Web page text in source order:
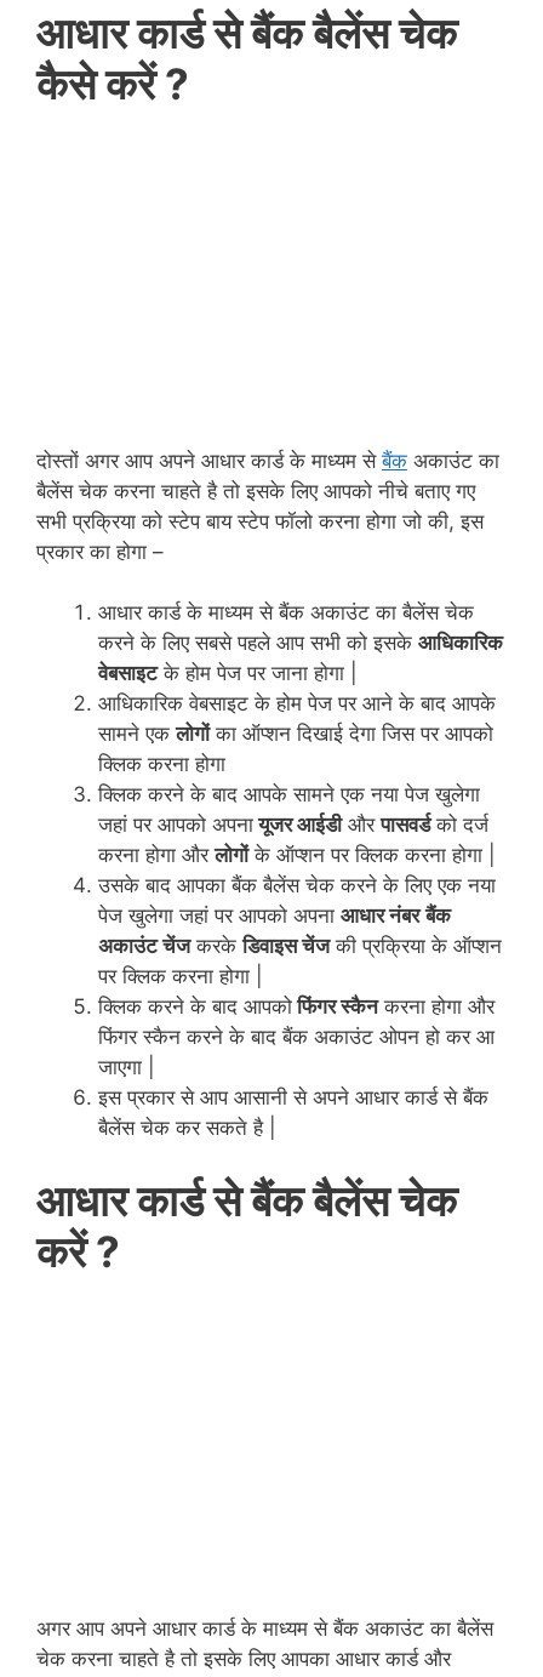
आधारकार्डसे बैंक बैलेंस चेक
कैसे करें ?
दोस्तों अगर आप अपने आधार कार्ड के माध्यम सेबैंक अकाउंट का
बैलेंस चेक करना चाहते है तो इसके लिए आपको नीचे बताए गए
सभी प्रक्रिया को स्टेप बाय स्टेप फॉलो करना होगा जो की, इस
प्रकार का होगा –
आधार कार्ड के माध्यम से बैंक अकाउंट का बैलेंस चेक
करने के लिए सबसे पहले आप सभी को इसके आधिकारिक
वेबसाइटके होम पेज पर जाना होगा |
आधिकारिक वेबसाइट के होम पेज पर आने के बाद आपके
सामने एकलोगोंका ऑप्शन दिखाई देगा जिस पर आपको
क्लिक करना होगा
क्लिक करने के बाद आपके सामने एक नया पेज खुलेगा
जहां पर आपको अपनायूजर आईडीऔरपासवर्डको दर्ज
करना होगा औरलोगोंके ऑप्शन पर क्लिक करना होगा |
उसके बाद आपका बैंक बैलेंस चेक करने के लिए एक नया
पेज खुलेगा जहां पर आपको अपना आधार नंबर बैंक
अकाउंट चेंजकरकेडिवाइस चेंजकी प्रक्रिया के ऑप्शन
पर क्लिक करना होगा |
क्लिक करने के बाद आपकोफिंगर स्कैनकरना होगा और
फिंगर स्कैन करने के बाद बैंक अकाउंट ओपन हो कर आ
जाएगा |
इस प्रकार से आप आसानी से अपने आधार कार्ड से बैंक
बैलेंस चेक कर सकते है |
आधार कार्ड से बैंक बैलेंस चेक
करें ?
अगर आप अपने आधार कार्ड के माध्यम से बैंक अकाउंट का बैलेंस
चेक करना चाहते है तो इसके लिए आपका आधार कार्ड और